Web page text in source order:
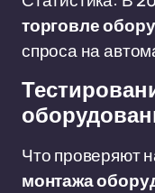
торговле
спроса на
Что проверяют
монтажа